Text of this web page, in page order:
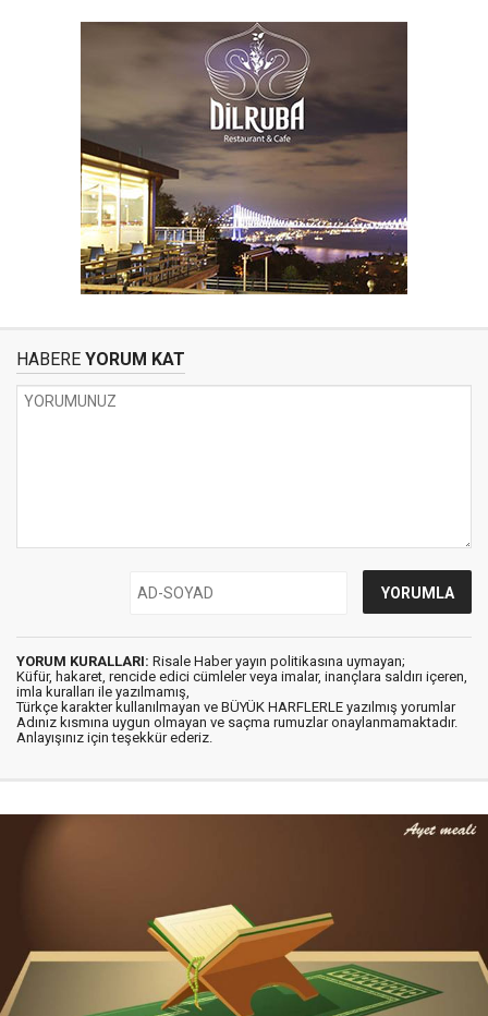
HABERE YORUM KAT
YORUM KURALLARI: Risale Haber yayın politikasına uymayan;
Küfür, hakaret, rencide edici cümleler veya imalar, inançlara saldırı içeren,
imla kuralları ile yazılmamış,
Türkçe karakter kullanılmayan ve BÜYÜK HARFLERLE yazılmış yorumlar
Adınız kısmına uygun olmayan ve saçma rumuzlar onaylanmamaktadır.
Anlayışınız için teşekkür ederiz.